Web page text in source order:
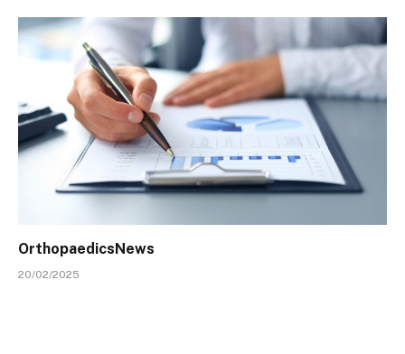
OrthopaedicsNews
20/02/2025